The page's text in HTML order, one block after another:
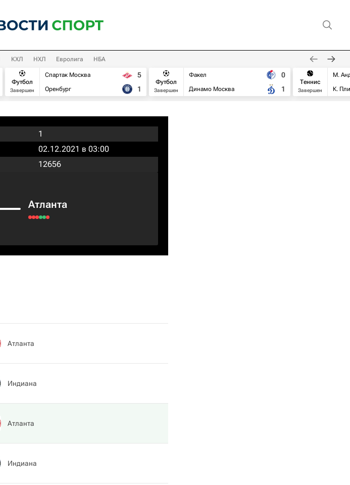
КХЛ НХЛ Евролига НБА
Футбол
Завершен
Спартак Москва
Оренбург
5
1
Футбол
Завершен
Факел
Динамо Москва
0
1
Теннис
Завершен
М.
К.
1
02.12.2021 в 03:00
12656
Атланта
Атланта
Индиана
Атланта
Индиана